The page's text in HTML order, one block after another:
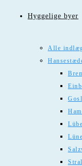
Hyggelige byer
Alle